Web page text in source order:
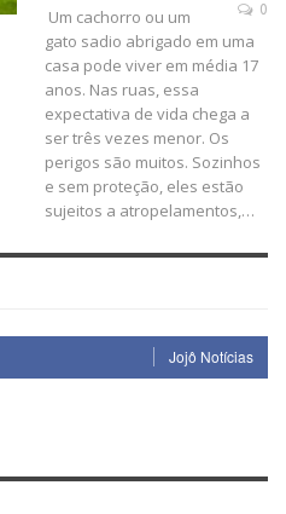
0
Um cachorro ou um
gato sadio abrigado em uma
casa pode viver em média 17
anos. Nas ruas, essa
expectativa de vida chega a
ser três vezes menor. Os
perigos são muitos. Sozinhos
e sem proteção, eles estão
sujeitos a atropelamentos,…
Jojô Notícias